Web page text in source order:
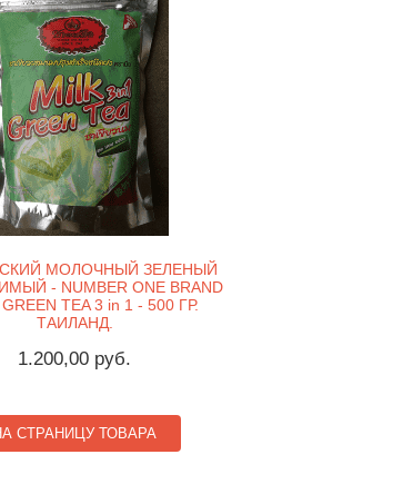
МОЛОЧНЫЙ ЗЕЛЕНЫЙ
- NUMBER ONE BRAND
TEA 3 in 1 - 500 ГР.
ТАИЛАНД.
1.200,00 руб.
СТРАНИЦУ ТОВАРА